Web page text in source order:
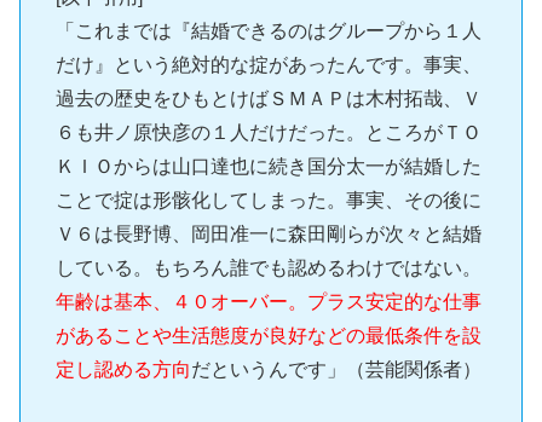
「これまでは『結婚できるのはグループから１人
だけ』という絶対的な掟があったんです。事実、
過去の歴史をひもとけばＳＭＡＰは木村拓哉、Ｖ
６も井ノ原快彦の１人だけだった。ところがＴＯ
ＫＩＯからは山口達也に続き国分太一が結婚した
ことで掟は形骸化してしまった。事実、その後に
Ｖ６は長野博、岡田准一に森田剛らが次々と結婚
している。もちろん誰でも認めるわけではない。
年齢は基本、４０オーバー。プラス安定的な仕事
があることや生活態度が良好などの最低条件を設
定し認める方向だというんです」（芸能関係者）